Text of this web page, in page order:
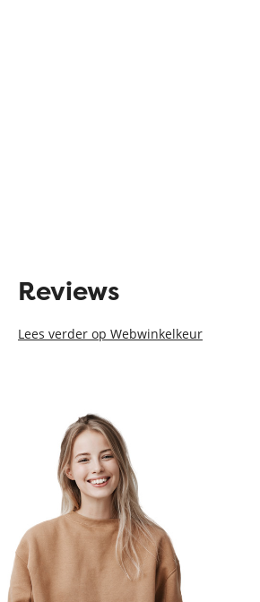
Reviews
Lees verder op Webwinkelkeur